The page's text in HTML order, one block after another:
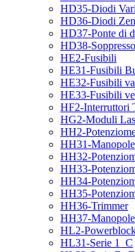
HD35-Diodi
HD36-Diodi
HD37-Ponte di
HD38-
HE2-Fusibili
HE31-Fusibili
HE32-Fusibili
HE33-Fusibili
HF2-Interruttori
HG2-Moduli
HH2-
HH31-
HH32-
HH33-
HH34-
HH35-
HH36-Trimmer
HH37-Manopole
HL2-
HL31-Serie 1_C